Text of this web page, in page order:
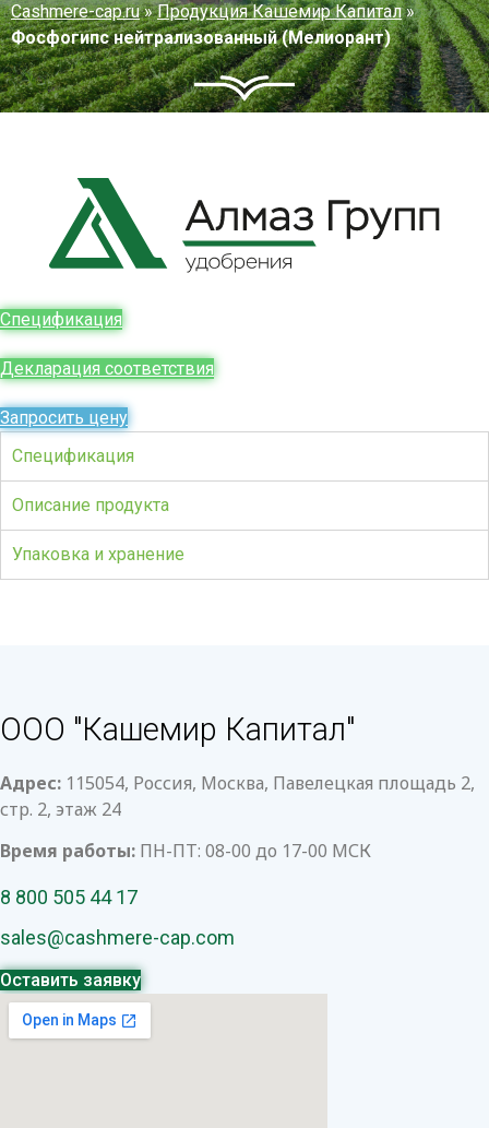
Cashmere-cap.ru»Продукция Кашемир Капитал»
Фосфогипс нейтрализованный (Мелиорант)
Спецификация
Декларация соответствия
Запросить цену
Спецификация
Описание продукта
Упаковка и хранение
ООО "Кашемир Капитал"
Адрес: 115054, Россия, Москва, Павелецкая площадь 2,
стр. 2, этаж 24
Время работы: ПН-ПТ: 08-00 до 17-00 МСК
8 800 505 44 17
sales@cashmere-cap.com
Оставить заявку